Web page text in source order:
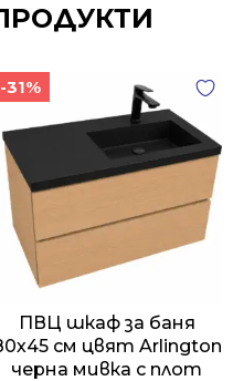
-31%
ПВЦ шкаф за баня
см цвят Arlington
черна мивка с плот